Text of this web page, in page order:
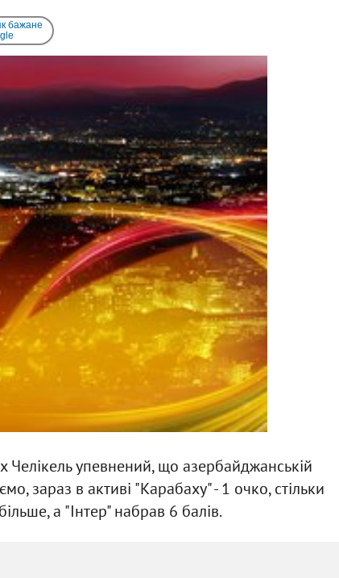
бажане
упевнений, що азербайджанській
зараз в активі "Карабаху" - 1 очко, стільки
а "Інтер" набрав 6 балів.